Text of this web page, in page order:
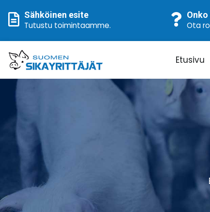
Sähköinen esite
Tutustu toimintaamme.
Ota
Etusivu